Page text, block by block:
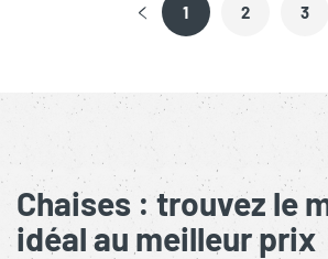
Chaises : trouvez le
idéal au meilleur prix
1 2 3